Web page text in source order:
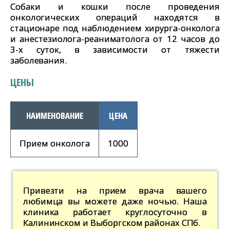
Собаки и кошки после проведения
онкологических операций находятся в
стационаре под наблюдением хирурга-онколога
и анестезиолога-реаниматолога от 12 часов до
3-х суток, в зависимости от тяжести
заболевания.
ЦЕНЫ
НАИМЕНОВАНИЕ ЦЕНА
Прием онколога 1000
Привезти на прием врача вашего
любимца вы можете даже ночью. Наша
клиника работает круглосуточно в
Калининском и Выборгском районах СПб.